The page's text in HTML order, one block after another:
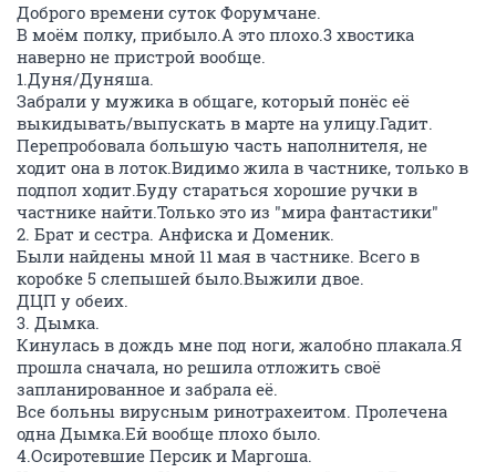
Доброго времени суток Форумчане.
В моём полку, прибыло.А это плохо.3 хвостика
наверно не пристрой вообще.
1.Дуня/Дуняша.
Забрали у мужика в общаге, который понёс её
выкидывать/выпускать в марте на улицу.Гадит.
Перепробовала большую часть наполнителя, не
ходит она в лоток.Видимо жила в частнике, только в
подпол ходит.Буду стараться хорошие ручки в
частнике найти.Только это из "мира фантастики"
2. Брат и сестра. Анфиска и Доменик.
Были найдены мной 11 мая в частнике. Всего в
коробке 5 слепышей было.Выжили двое.
ДЦП у обеих.
3. Дымка.
Кинулась в дождь мне под ноги, жалобно плакала.Я
прошла сначала, но решила отложить своё
запланированное и забрала её.
Все больны вирусным ринотрахеитом. Пролечена
одна Дымка.Ей вообще плохо было.
4.Осиротевшие Персик и Маргоша.